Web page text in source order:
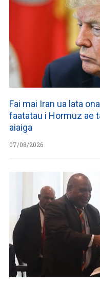
Fai mai Iran ua lata
faatatau i Hormuz ae
aiaiga
07/08/2026